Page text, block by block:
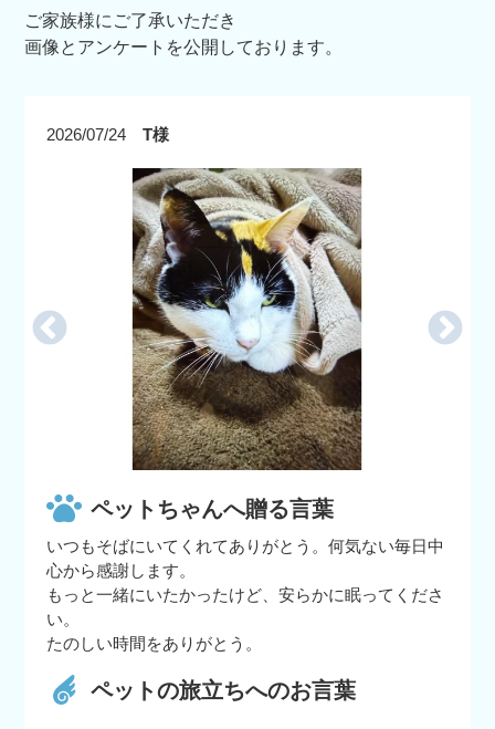
ご家族様にご了承いただき
画像とアンケートを公開しております。
2026/07/24 T様
ペットちゃんへ贈る言葉
いつもそばにいてくれてありがとう。何気ない毎日中
心から感謝します。
もっと一緒にいたかったけど、安らかに眠ってくださ
い。
たのしい時間をありがとう。
ペットの旅立ちへのお言葉